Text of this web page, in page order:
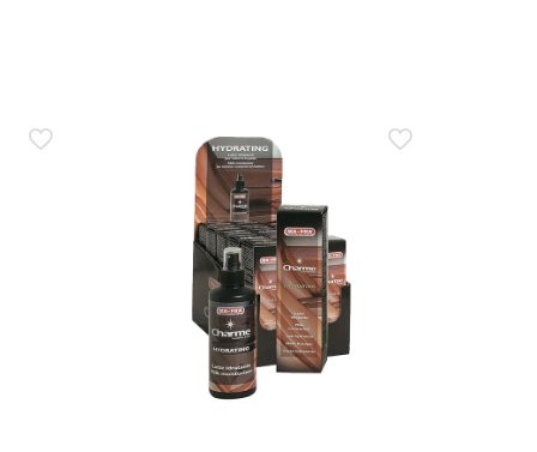
e patina leggera?
buona nitidezza del parabrezza dall’interno. Non
seccare?
ogni utilizzo e conservata ben sigillata, così